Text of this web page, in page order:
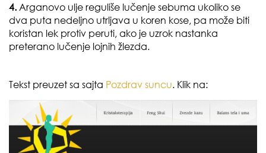
4. Arganovo ulje reguliše lučenje sebuma ukoliko se
dva puta nedeljno utrljava u koren kose, pa može biti
koristan lek protiv peruti, ako je uzrok nastanka
preterano lučenje lojnih žlezda.
Tekst preuzet sa sajta Pozdrav suncu. Klik na: